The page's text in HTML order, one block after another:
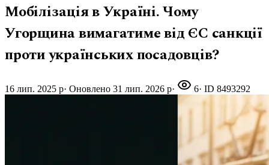
Мобілізація в Україні. Чому
Угорщина вимагатиме від ЄС санкції
проти українських посадовців?
16 лип. 2025 р· Оновлено 31 лип. 2026 р· 6· ID 8493292